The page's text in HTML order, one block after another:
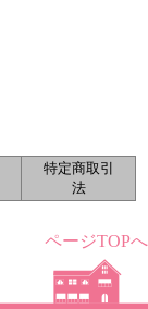
ページTOPへ
特定商取引
法